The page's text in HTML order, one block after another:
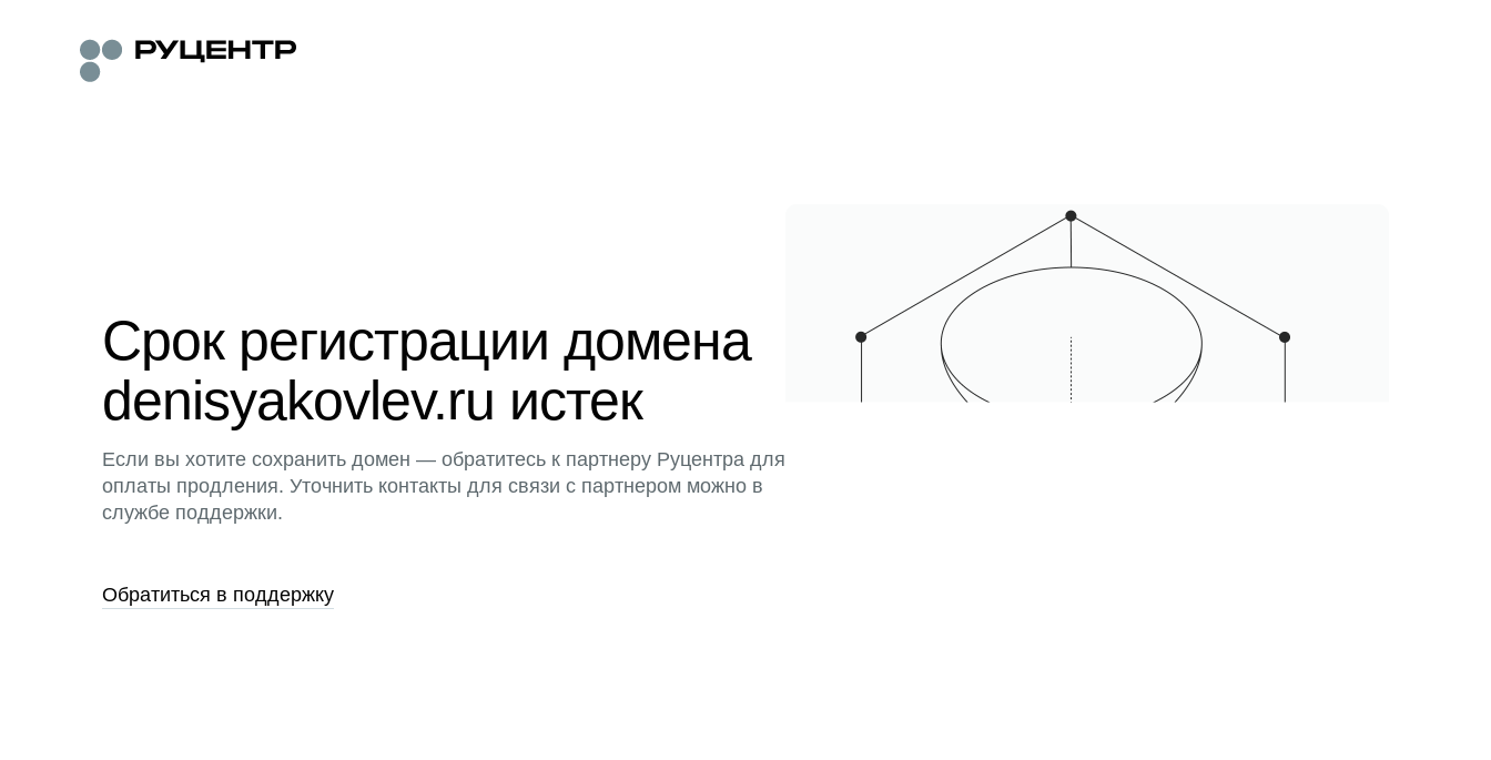
Срок регистрации домена
denisyakovlev.ru истек
Если вы хотите сохранить домен — обратитесь к партнеру Руцентра для
оплаты продления. Уточнить контакты для связи с партнером можно в
службе поддержки.
Обратиться в поддержку